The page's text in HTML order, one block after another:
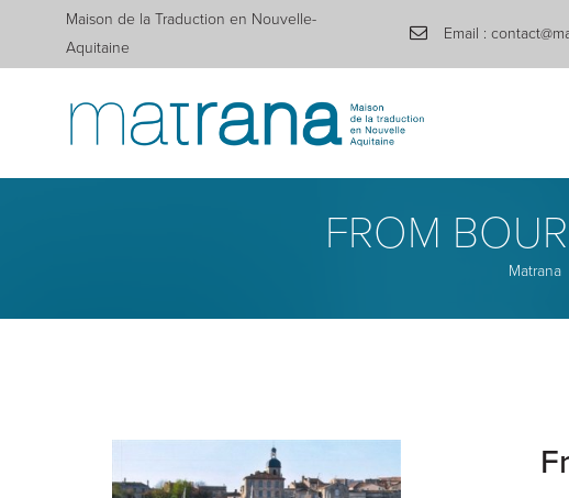
Maison de la Traduction en Nouvelle-
Aquitaine
Email :
FROM
Matrana